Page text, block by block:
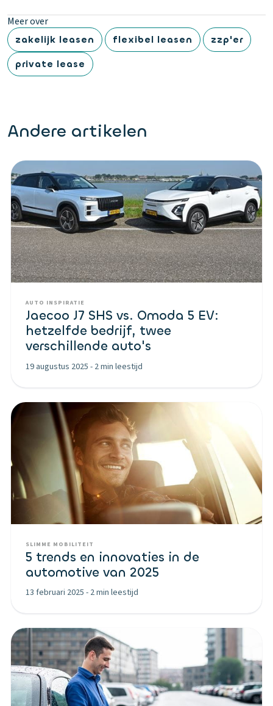
Meer over
zakelijk leasen flexibel leasen
zzp'er
private lease
Andere artikelen
AUTO INSPIRATIE
Jaecoo J7 SHS vs. Omoda 5 EV:
hetzelfde bedrijf, twee
verschillende auto's
19 augustus 2025 - 2 min leestijd
SLIMME MOBILITEIT
5 trends en innovaties in de
automotive van 2025
13 februari 2025 - 2 min leestijd